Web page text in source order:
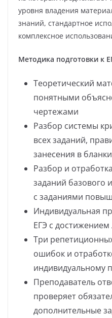
уровня владения
знаний, стандартное
комплексное
Методика подготовки к
Теоретический
понятными
чертежами
Разбор системы
всех заданий,
занесения в
Разбор и
заданий базового
с заданиями
Индивидуальная
ЕГЭ с достижением
Три
ошибок и
индивидуальному
Преподаватель
проверяет
дополнительные